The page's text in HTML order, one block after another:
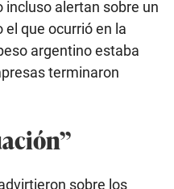
incluso alertan sobre un
que ocurrió en la
argentino estaba
terminaron
sobre los